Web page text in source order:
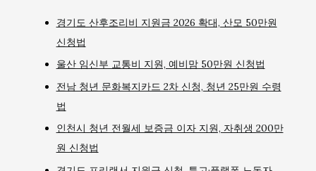
경기도 산후조리비 지원금 2026 확대, 산모 50만원
신청법
울산 임신부 교통비 지원, 예비맘 50만원 신청법
전남 청년 문화복지카드 2차 신청, 청년 25만원 수령
법
인천시 청년 전월세 보증금 이자 지원, 자취생 200만
원 신청법